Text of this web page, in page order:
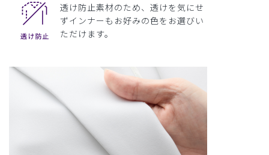
透け防止素材のため、透けを気にせ
ずインナーもお好みの色をお選びい
ただけます。